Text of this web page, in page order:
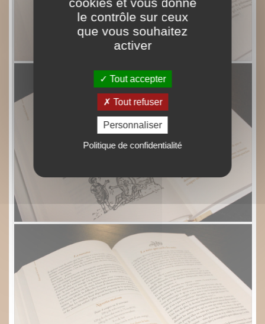
le contrôle sur ceux
que vous souhaitez
activer
Tout accepter
Tout refuser
Personnaliser
Politique de confidentialité